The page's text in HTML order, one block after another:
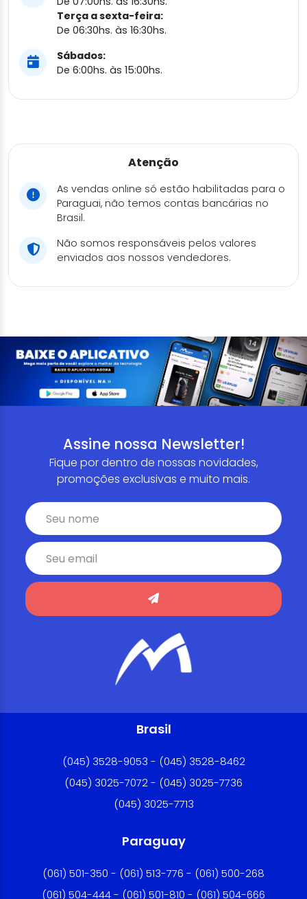
Terça a sexta-feira:
De 06:30hs. às 16:30hs.
Sábados:
De 6:00hs. às 15:00hs.
Atenção
As vendas online só estão habilitadas para o
Paraguai, não temos contas bancárias no
Brasil.
Não somos responsáveis pelos valores
enviados aos nossos vendedores.
Assine nossa Newsletter!
Fique por dentro de nossas novidades,
promoções exclusivas e muito mais.
Brasil
(045) 3528-9053 - (045) 3528-8462
(045) 3025-7072 - (045) 3025-7736
(045) 3025-7713
Paraguay
(061) 501-350 - (061) 513-776 - (061) 500-268
(061) 504-444 - (061) 501-810 - (061) 504-666